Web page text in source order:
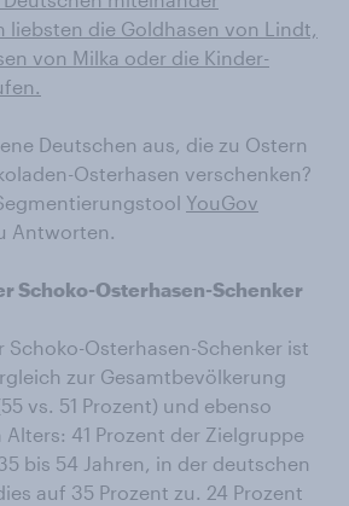
liebsten die Goldhasen von Lindt,
von Milka oder die Kinder-
Deutschen aus, die zu Ostern
Osterhasen verschenken?
YouGov
Antworten.
Schoko-Osterhasen-Schenker
Schoko-Osterhasen-Schenker ist
zur Gesamtbevölkerung
vs. 51 Prozent) und ebenso
41 Prozent der Zielgruppe
bis 54 Jahren, in der deutschen
auf 35 Prozent zu. 24 Prozent